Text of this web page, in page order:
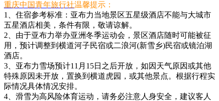
重庆中国青年旅行社温馨提示：
1、住宿参考标准：亚布力当地景区五星级酒店不能与大城市
五星酒店相美，条件有限，敬请谅解。
2、由于亚布力举办亚洲冬季运动会，景区酒店随时可能被征
用，预计调整到横道河子民宿或二浪河(新雪乡)民宿或镜泊湖
酒店。
3、亚布力雪场预计11月15日之后开放，如因天气原因或其他
特殊原因未开放，置换到横道虎园，或其他景点。根据行程实
际情况具体情况安排。
4、滑雪为高风险体育运动，请务必注意人身安全，建议客人